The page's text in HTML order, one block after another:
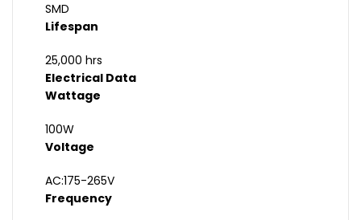
SMD
Lifespan
25,000 hrs
Electrical Data
Wattage
100W
Voltage
AC:175-265V
Frequency